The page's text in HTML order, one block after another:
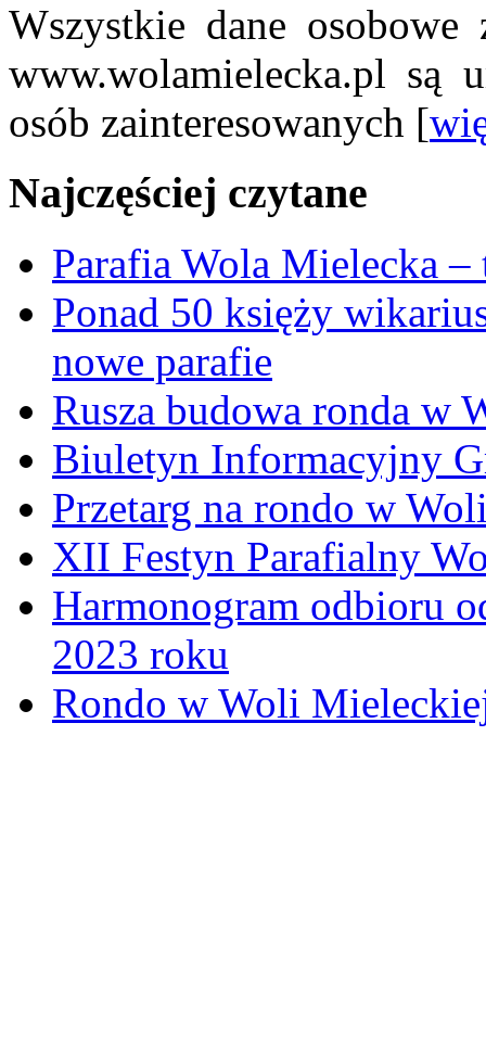
Wszystkie dane osobowe
www.wolamielecka.pl są
osób zainteresowanych [
Najczęściej czytane
Parafia Wola Mielecka
Ponad 50 księży
nowe parafie
Rusza budowa ronda w
Biuletyn Informacyjny
Przetarg na rondo w
XII Festyn Parafialny
Harmonogram odbioru
2023 roku
Rondo w Woli